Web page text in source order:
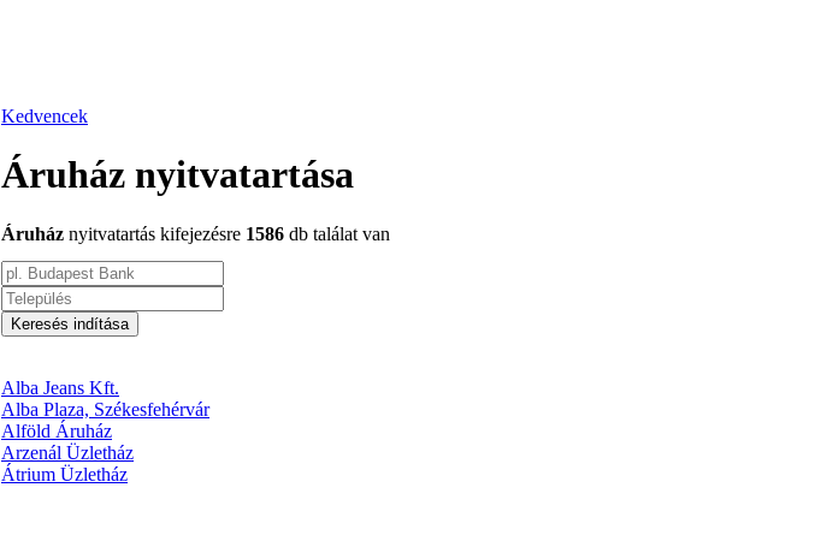
Kedvencek
Áruház nyitvatartása
Áruház nyitvatartás kifejezésre 1586 db találat van
Keresés indítása
Alba Jeans Kft.
Alba Plaza, Székesfehérvár
Alföld Áruház
Arzenál Üzletház
Átrium Üzletház